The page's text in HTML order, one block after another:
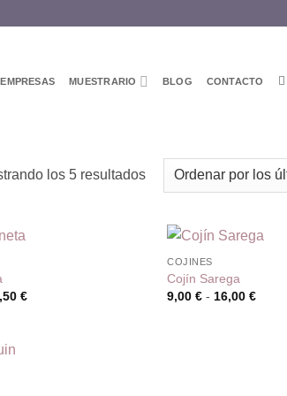
EMPRESAS MUESTRARIO BLOG CONTACTO
los 5 resultadosOrdenado
por
últimos
€Rango
COJINES
Cojín Sarega
9,00€ - 16,00€Rango